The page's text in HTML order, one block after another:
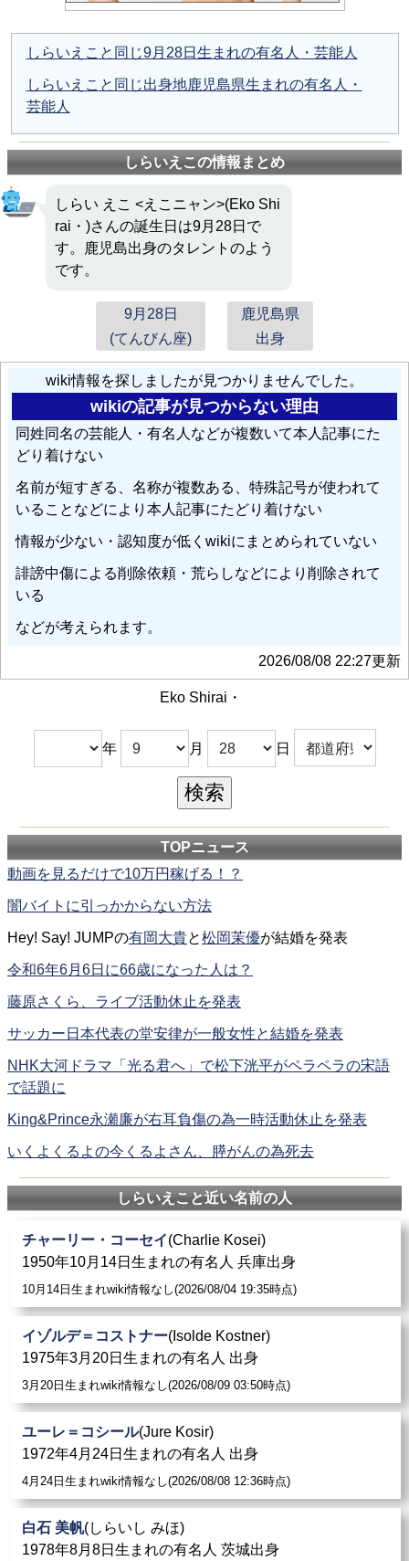
しらいえこと同じ9月28日生まれの有名人・芸能人
しらいえこと同じ出身地鹿児島県生まれの有名人・
芸能人
しらいえこの情報まとめ
しらい えこ <えこニャン>(Eko Shi
rai・)さんの誕生日は9月28日で
す。鹿児島出身のタレントのよう
です。
9月28日
(てんびん座)
鹿児島県
出身
wiki情報を探しましたが見つかりませんでした。
wikiの記事が見つからない理由
同姓同名の芸能人・有名人などが複数いて本人記事にた
どり着けない
名前が短すぎる、名称が複数ある、特殊記号が使われて
いることなどにより本人記事にたどり着けない
情報が少ない・認知度が低くwikiにまとめられていない
誹謗中傷による削除依頼・荒らしなどにより削除されて
いる
などが考えられます。
2026/08/08 22:27更新
Eko Shirai・
年 月 日
TOPニュース
動画を見るだけで10万円稼げる！？
闇バイトに引っかからない方法
Hey! Say! JUMPの有岡大貴と松岡茉優が結婚を発表
令和6年6月6日に66歳になった人は？
藤原さくら、ライブ活動休止を発表
サッカー日本代表の堂安律が一般女性と結婚を発表
NHK大河ドラマ「光る君へ」で松下洸平がペラペラの宋語
で話題に
King&Prince永瀬廉が右耳負傷の為一時活動休止を発表
いくよくるよの今くるよさん、膵がんの為死去
しらいえこと近い名前の人
チャーリー・コーセイ(Charlie Kosei)
1950年10月14日生まれの有名人 兵庫出身
10月14日生まれwiki情報なし(2026/08/04 19:35時点)
イゾルデ＝コストナー(Isolde Kostner)
1975年3月20日生まれの有名人 出身
3月20日生まれwiki情報なし(2026/08/09 03:50時点)
ユーレ＝コシール(Jure Kosir)
1972年4月24日生まれの有名人 出身
4月24日生まれwiki情報なし(2026/08/08 12:36時点)
白石 美帆(しらいし みほ)
1978年8月8日生まれの有名人 茨城出身